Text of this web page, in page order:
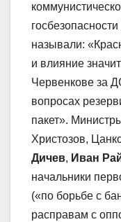
госбезопасности
называли:
и влияние
Червенкове за
вопросах
пакет».
Христозов,
Дичев, Иван
начальники
(«по борьбе с
расправам с